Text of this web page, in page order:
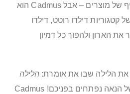
מציעה מבחר מטריף של מוצרים – אבל Cadmus הוא
קטגוריות דילדו רוטט, דילדו
את הארון ולהפוך כל דמיון
את הלילה שבו את אומרת: הלילה
ועולמות של הנאה נפתחים בפניכם! Cadmus